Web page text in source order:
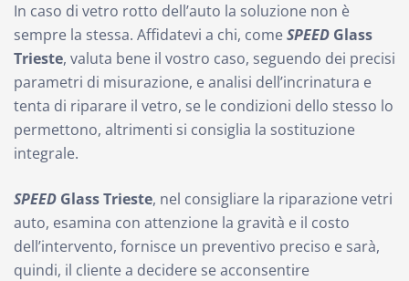
In caso di vetro rotto dell’auto la soluzione non è
sempre la stessa. Affidatevi a chi, comeSPEED Glass
Trieste, valuta bene il vostro caso, seguendo dei precisi
parametri di misurazione, e analisi dell’incrinatura e
tenta di riparare il vetro, se le condizioni dello stesso lo
permettono, altrimenti si consiglia la sostituzione
integrale.
SPEED Glass Trieste, nel consigliare la riparazione vetri
auto, esamina con attenzione la gravità e il costo
dell’intervento, fornisce un preventivo preciso e sarà,
quindi, il cliente a decidere se acconsentire